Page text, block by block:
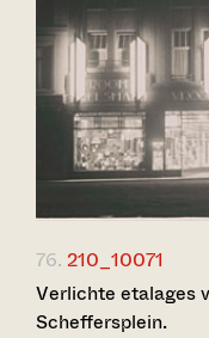
76. 210_10071
Verlichte etalages
Scheffersplein.